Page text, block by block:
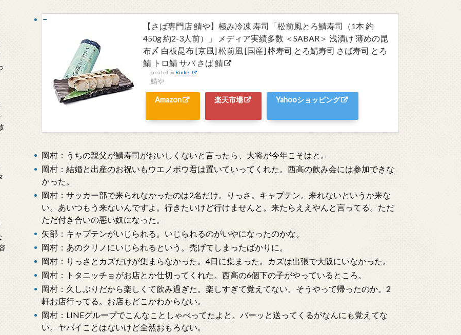
【さば専門店 鯖や】極み冷凍 寿司「松前風とろ鯖寿司（1本 約
450g 約2-3人前）」 メディア実績多数 ＜SABAR＞ 浅漬け 薄めの昆
布〆 白板昆布 [京風] 松前風 [国産] 棒寿司 とろ鯖寿司 さば寿司 とろ
鯖 トロ鯖 サバ さば 鯖
created by Rinker
鯖や
Amazon 楽天市場 Yahooショッピング
岡村：うちの親父が鯖寿司がおいしくないと言ったら、大将が今年こそはと。
岡村：結婚と出産のお祝いもウエノボウ君は置いていってくれた。西高の飲み会には参加できな
かった。
岡村：サッカー部で来られなかったのは2名だけ。りっさ。キャプテン。来れないというか来な
い。あいつもう来ないんですよ。行きたいけど行けませんと。来たらええやんと言ってる。ただ
ただ付き合いの悪い奴になった。
矢部：キャプテンがいじられる。いじられるのがいやになったのかな。
岡村：あのクリノにいじられるという。禿げてしまったばかりに。
岡村：りっさとカズだけが集まらなかった。4日に集まった。カズは出張で大阪にいなかった。
岡村：トタニッチョがお店とか仕切ってくれた。西高の6個下の子がやっているところ。
岡村：久しぶりだから楽しくて飲み過ぎた。楽しすぎて覚えてない。そうやって帰ったのか。2
軒お店行ってる。お店もどこかわからない。
岡村：LINEグループでこんなことしゃべってたよと。バーッと送ってくるがなんにも覚えてな
い。ヤバイことはないけど全然おもろない。